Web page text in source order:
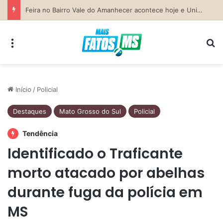
Previsão do Tempo para Costa Rica nesta sexta-feira (7)
Início / Policial
Destaques Mato Grosso do Sul Policial
Tendência
Identificado o Traficante
morto atacado por abelhas
durante fuga da polícia em
MS